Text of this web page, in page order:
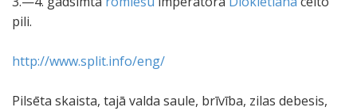
pili.
http://www.split.info/eng/
Pilsēta skaista, tajā valda saule, brīvība, zilas debesis,